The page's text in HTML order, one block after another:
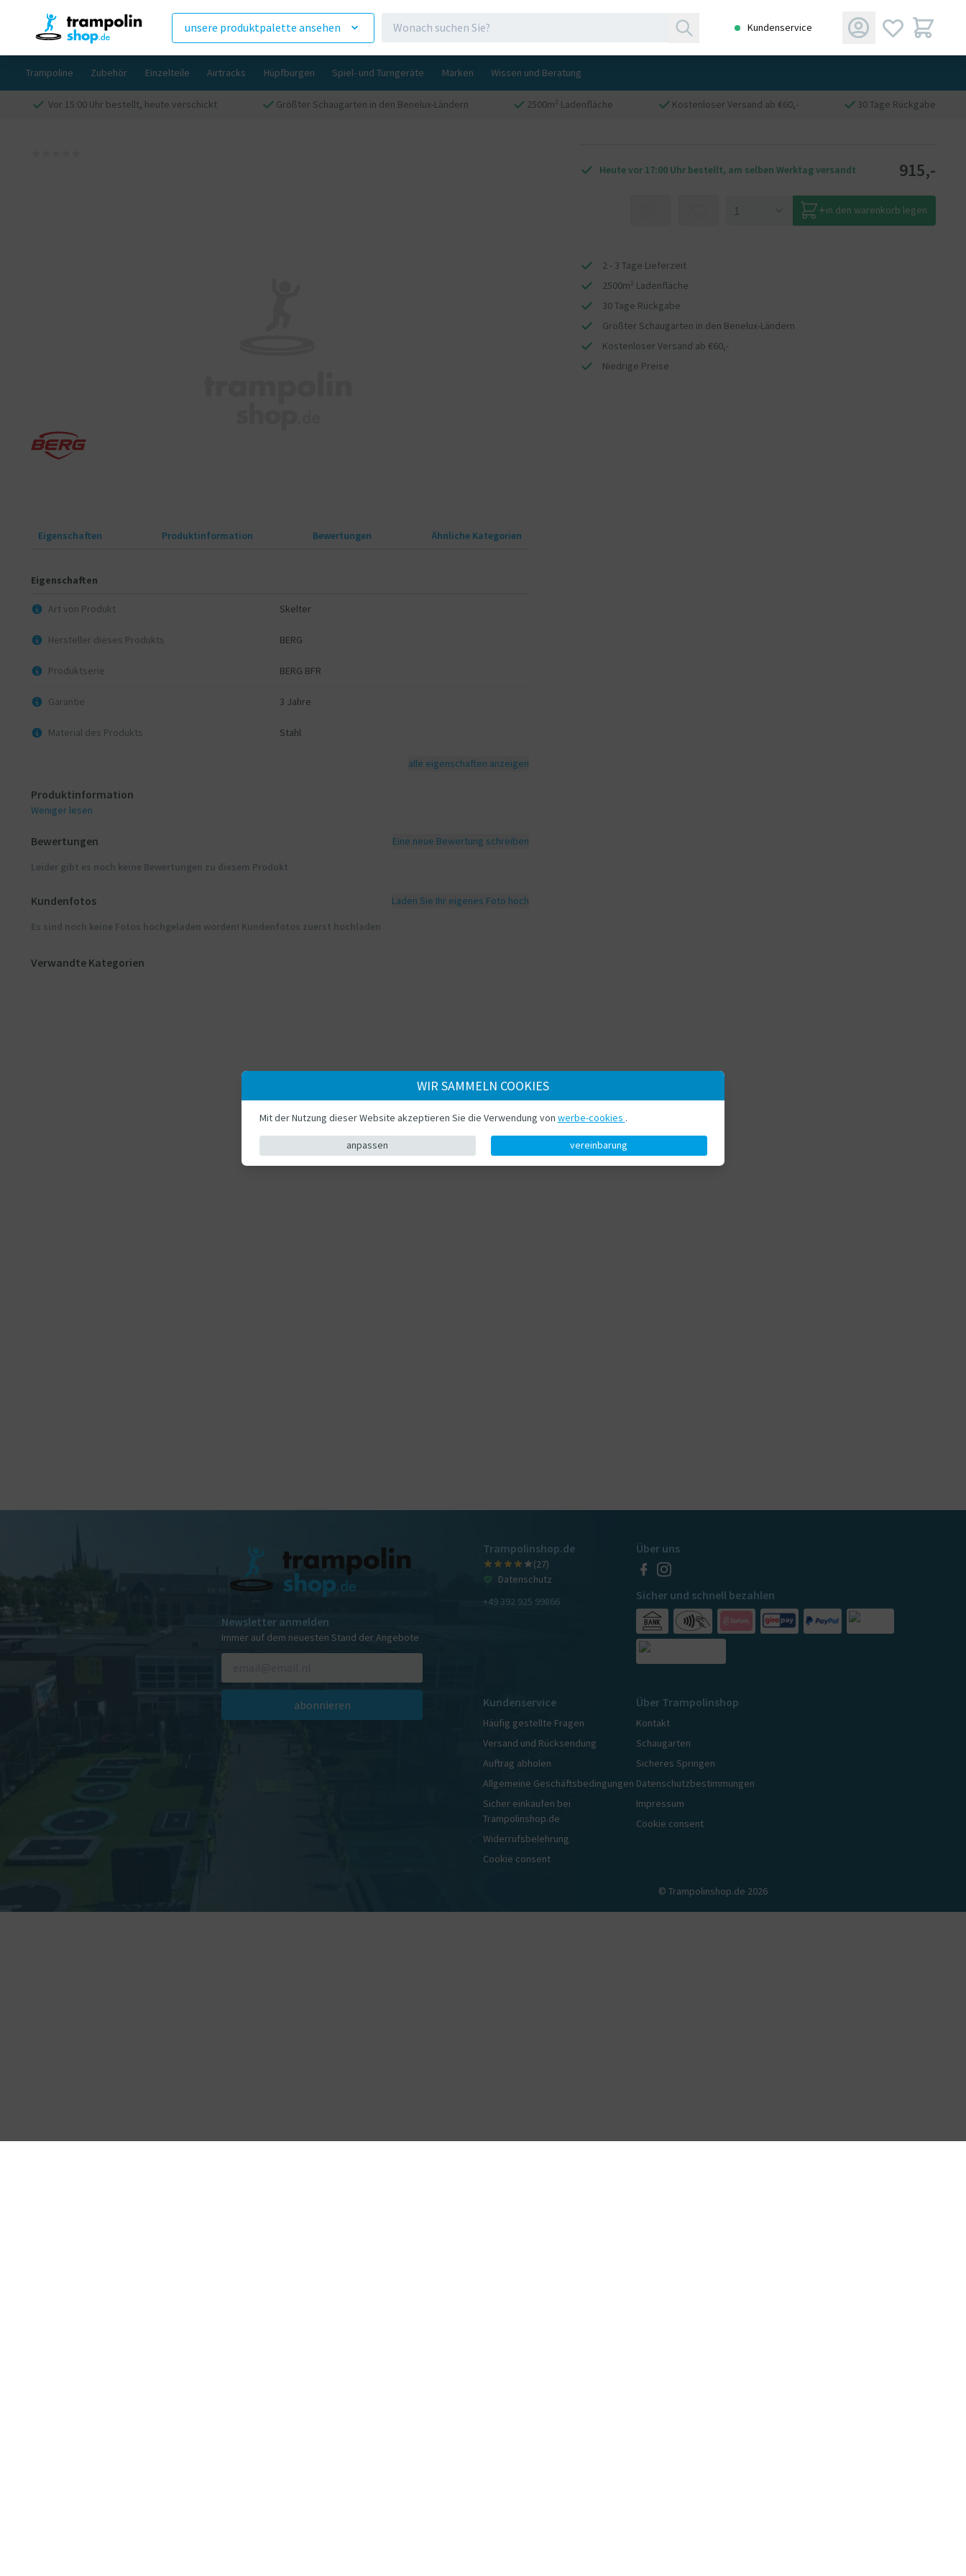
unsere produktpalette ansehen Kundenservice
Trampoline Zubehör Einzelteile Airtracks Hüpfburgen Spiel- und Turngeräte Marken Wissen und Beratung
Vor 15:00 Uhr bestellt, heute verschickt Größter Schaugarten in den Benelux-Ländern 2500m² Ladenfläche Kostenloser Versand ab €60,- 30 Tage Rückgabe
Eigenschaften Produktinformation Bewertungen Ähnliche Kategorien
Eigenschaften
Art von Produkt Skelter
Hersteller dieses Produkts BERG
Produktserie BERG BFR
Garantie 3 Jahre
Material des Produkts Stahl
alle eigenschaften anzeigen
Produktinformation
Weniger lesen
Bewertungen
Eine neue Bewertung schreiben
Leider gibt es noch keine Bewertungen zu diesem Produkt
Kundenfotos
Laden Sie Ihr eigenes Foto hoch
Es sind noch keine Fotos hochgeladen worden! Kundenfotos zuerst hochladen
Verwandte Kategorien
Heute vor 17:00 Uhr bestellt, am selben Werktag versandt 915,-
in den warenkorb legen
2 - 3 Tage Lieferzeit
2500m² Ladenfläche
30 Tage Rückgabe
Größter Schaugarten in den Benelux-Ländern
Kostenloser Versand ab €60,-
Niedrige Preise
Newsletter anmelden
Immer auf dem neuesten Stand der Angebote
abonnieren
Trampolinshop.de
(27)
Datenschutz
+49 392 925 99866
Über uns
Sicher und schnell bezahlen
Kundenservice
Häufig gestellte Fragen
Versand und Rücksendung
Auftrag abholen
Allgemeine Geschäftsbedingungen
Sicher einkaufen bei
Trampolinshop.de
Widerrufsbelehrung
Cookie consent
Über Trampolinshop
Kontakt
Schaugarten
Sicheres Springen
Datenschutzbestimmungen
Impressum
Cookie consent
© Trampolinshop.de 2026
WIR SAMMELN COOKIES
Mit der Nutzung dieser Website akzeptieren Sie die Verwendung von werbe-cookies .
anpassen vereinbarung